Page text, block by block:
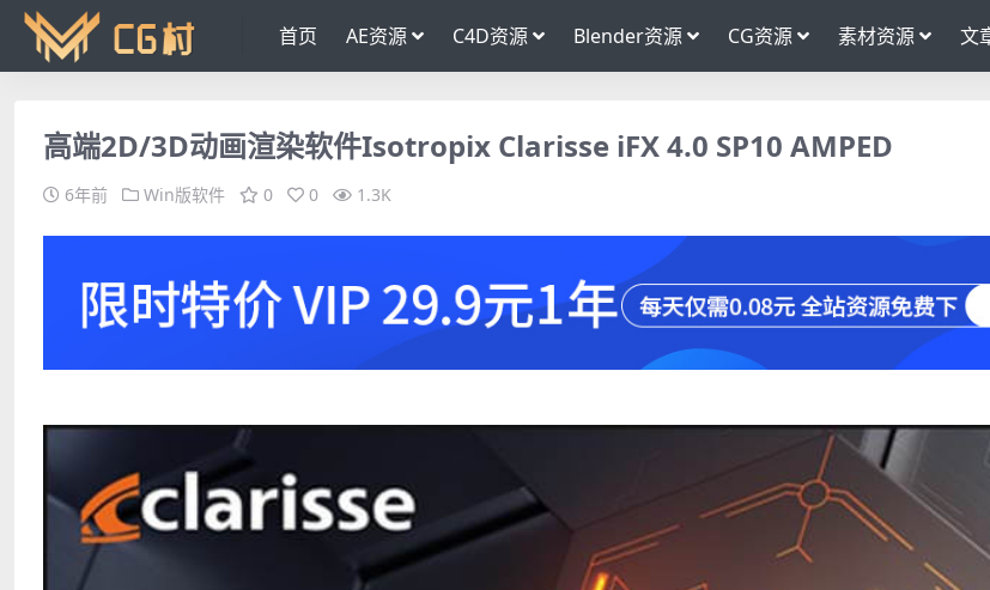
首页 AE资源 C4D资源 Blender资源 CG资源 素材资源 文
高端2D/3D动画渲染软件Isotropix Clarisse iFX 4.0 SP10 AMPED
6年前 Win版软件 0 0 1.3K